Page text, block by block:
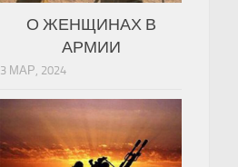
О ЖЕНЩИНАХ В
АРМИИ
3 МАР, 2024